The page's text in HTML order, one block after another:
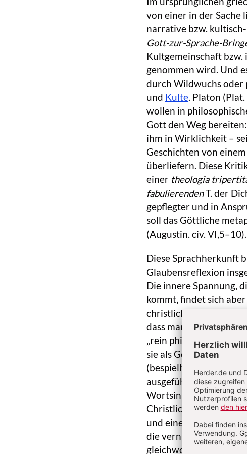
von einer in der Sache
narrative bzw.
Gott-zur-Sprache-
Kultgemeinschaft
genommen wird. Und
durch Wildwuchs oder
und Kulte. Platon
wollen in
Gott den Weg
ihm in Wirklichkeit –
Geschichten von
überliefern. Diese
einer theologia
fabulierendenT. der
gepflegter und in
soll das Göttliche
(Augustin. civ. VI,5–10).
Diese Sprachherkunft
Glaubensreflexion
Die innere Spannung,
kommt, findet sich
christlichen
dass man die in der
„rein philosophisch“
sie als Gottes
(bespielhaft Irenäus).
ausgeführt – im
Wortsinn
Christlich kann es
und eine in deren
die vernünftige
gleichwohl als die